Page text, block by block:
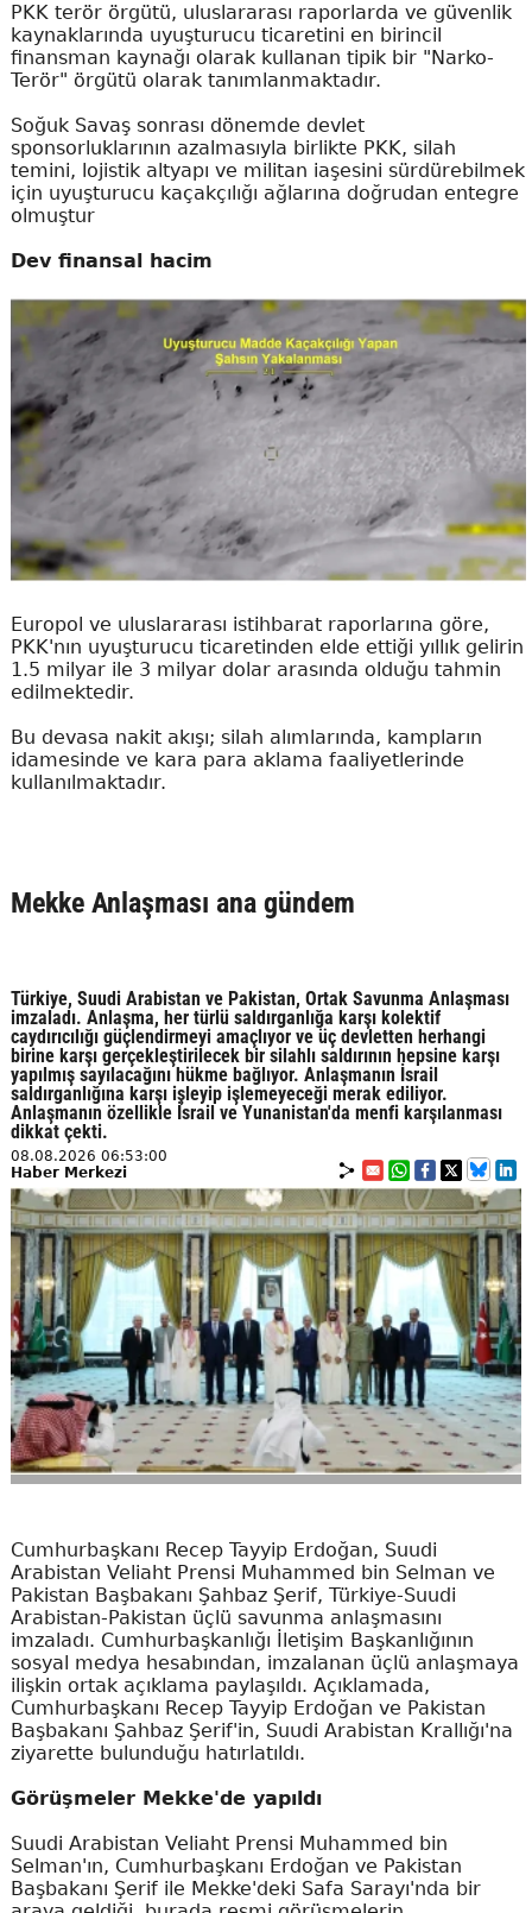
PKK terör örgütü, uluslararası raporlarda ve güvenlik
kaynaklarında uyuşturucu ticaretini en birincil
finansman kaynağı olarak kullanan tipik bir "Narko-
Terör" örgütü olarak tanımlanmaktadır.
Soğuk Savaş sonrası dönemde devlet
sponsorluklarının azalmasıyla birlikte PKK, silah
temini, lojistik altyapı ve militan iaşesini sürdürebilmek
için uyuşturucu kaçakçılığı ağlarına doğrudan entegre
olmuştur
Dev finansal hacim
Europol ve uluslararası istihbarat raporlarına göre,
PKK'nın uyuşturucu ticaretinden elde ettiği yıllık gelirin
1.5 milyar ile 3 milyar dolar arasında olduğu tahmin
edilmektedir.
Bu devasa nakit akışı; silah alımlarında, kampların
idamesinde ve kara para aklama faaliyetlerinde
kullanılmaktadır.
Mekke Anlaşması ana gündem
Türkiye, Suudi Arabistan ve Pakistan, Ortak Savunma Anlaşması
imzaladı. Anlaşma, her türlü saldırganlığa karşı kolektif
caydırıcılığı güçlendirmeyi amaçlıyor ve üç devletten herhangi
birine karşı gerçekleştirilecek bir silahlı saldırının hepsine karşı
yapılmış sayılacağını hükme bağlıyor. Anlaşmanın İsrail
saldırganlığına karşı işleyip işlemeyeceği merak ediliyor.
Anlaşmanın özellikle İsrail ve Yunanistan'da menfi karşılanması
dikkat çekti.
08.08.2026 06:53:00
Haber Merkezi
Cumhurbaşkanı Recep Tayyip Erdoğan, Suudi
Arabistan Veliaht Prensi Muhammed bin Selman ve
Pakistan Başbakanı Şahbaz Şerif, Türkiye-Suudi
Arabistan-Pakistan üçlü savunma anlaşmasını
imzaladı. Cumhurbaşkanlığı İletişim Başkanlığının
sosyal medya hesabından, imzalanan üçlü anlaşmaya
ilişkin ortak açıklama paylaşıldı. Açıklamada,
Cumhurbaşkanı Recep Tayyip Erdoğan ve Pakistan
Başbakanı Şahbaz Şerif'in, Suudi Arabistan Krallığı'na
ziyarette bulunduğu hatırlatıldı.
Görüşmeler Mekke'de yapıldı
Suudi Arabistan Veliaht Prensi Muhammed bin
Selman'ın, Cumhurbaşkanı Erdoğan ve Pakistan
Başbakanı Şerif ile Mekke'deki Safa Sarayı'nda bir